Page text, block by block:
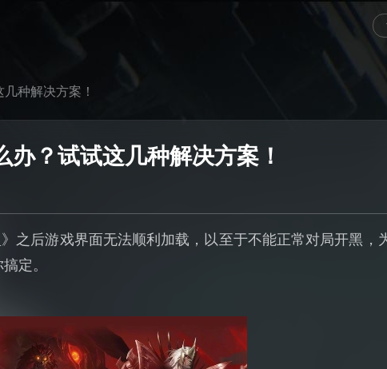
种解决方案！
？试试这几种解决方案！
之后游戏界面无法顺利加载，以至于不能正常对局开黑，
定。